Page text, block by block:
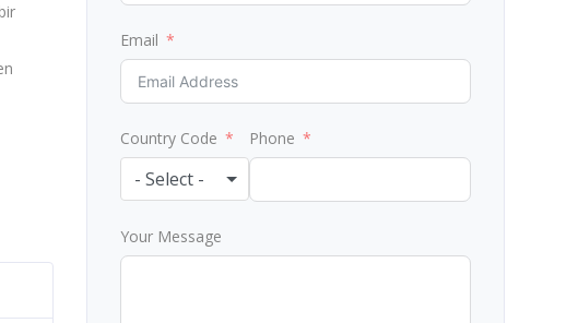
Email
Country Code
- Select -
Phone
Your Message